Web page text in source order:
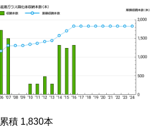
累積 1,830本